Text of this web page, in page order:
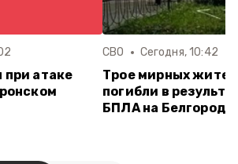
атаке
СВО Сегодня, 10:42
Трое мирных
погибли в
БПЛА на Белгород